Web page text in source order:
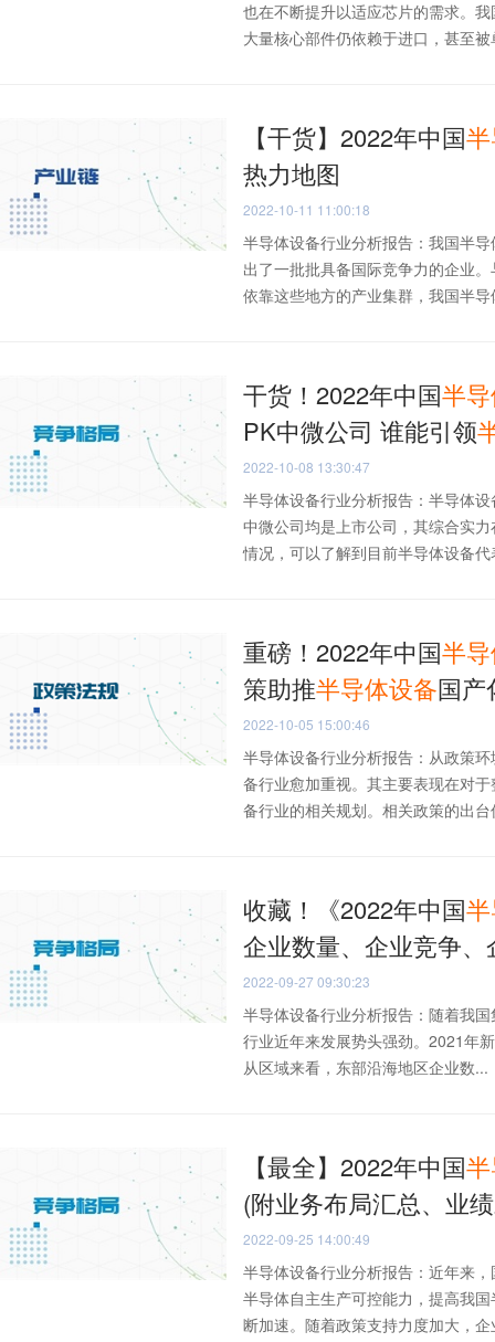
也在不断提升以适应芯片的需求。
大量核心部件仍依赖于进口，甚至
【干货】2022年中国
热力地图
2022-10-11 11:00:18
半导体设备行业分析报告：我国半
出了一批批具备国际竞争力的企业
依靠这些地方的产业集群，我国半
干货！2022年中国半
PK中微公司 谁能引领
2022-10-08 13:30:47
半导体设备行业分析报告：半导体
中微公司均是上市公司，其综合实
情况，可以了解到目前半导体设备
重磅！2022年中国半
策助推半导体设备国产
2022-10-05 15:00:46
半导体设备行业分析报告：从政策
备行业愈加重视。其主要表现在对
备行业的相关规划。相关政策的出
收藏！《2022年中国
企业数量、企业竞争
2022-09-27 09:30:23
半导体设备行业分析报告：随着我
行业近年来发展势头强劲。2021年
从区域来看，东部沿海地区企业数...
【最全】2022年中国
(附业务布局汇总、业
2022-09-25 14:00:49
半导体设备行业分析报告：近年来
半导体自主生产可控能力，提高我
断加速。随着政策支持力度加大，